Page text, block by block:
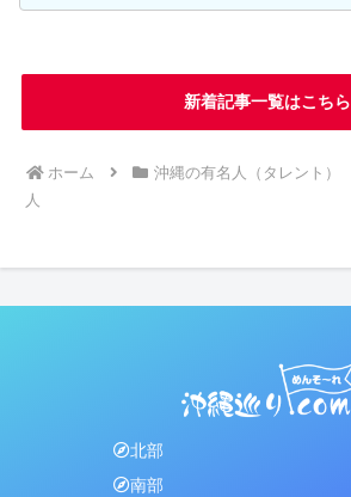
新着記事一覧はこちら
ホーム 沖縄の有名人（タレント）
人
北部
南部